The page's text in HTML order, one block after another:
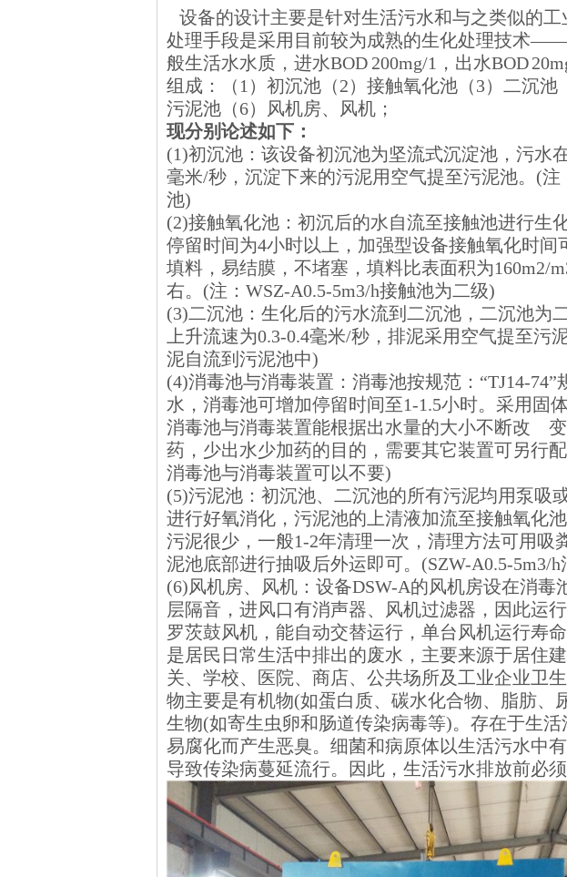
设备的设计主要是针对生活污水和与之类似的
处理手段是采用目前较为成熟的生化处理技术
般生活水水质，进水BOD 200mg/1，出水BOD
组成：（1）初沉池（2）接触氧化池（3）二沉池
污泥池（6）风机房、风机；
现分别论述如下：
(1)初沉池：该设备初沉池为坚流式沉淀池，污水
毫米/秒，沉淀下来的污泥用空气提至污泥池。(注
池)
(2)接触氧化池：初沉后的水自流至接触池进行生
停留时间为4小时以上，加强型设备接触氧化时间
填料，易结膜，不堵塞，填料比表面积为160m2/
右。(注：WSZ-A0.5-5m3/h接触池为二级)
(3)二沉池：生化后的污水流到二沉池，二沉池为
上升流速为0.3-0.4毫米/秒，排泥采用空气提至污
泥自流到污泥池中)
(4)消毒池与消毒装置：消毒池按规范：“TJ14-
水，消毒池可增加停留时间至1-1.5小时。采用固
消毒池与消毒装置能根据出水量的大小不断改
药，少出水少加药的目的，需要其它装置可另行
消毒池与消毒装置可以不要)
(5)污泥池：初沉池、二沉池的所有污泥均用泵吸
进行好氧消化，污泥池的上清液加流至接触氧化
污泥很少，一般1-2年清理一次，清理方法可用吸
泥池底部进行抽吸后外运即可。(SZW-A0.5-5m3/
(6)风机房、风机：设备DSW-A的风机房设在消毒
层隔音，进风口有消声器、风机过滤器，因此运
罗茨鼓风机，能自动交替运行，单台风机运行寿
是居民日常生活中排出的废水，主要来源于居住
关、学校、医院、商店、公共场所及工业企业卫
物主要是有机物(如蛋白质、碳水化合物、脂肪、
生物(如寄生虫卵和肠道传染病毒等)。存在于生
易腐化而产生恶臭。细菌和病原体以生活污水中
导致传染病蔓延流行。因此，生活污水排放前必须